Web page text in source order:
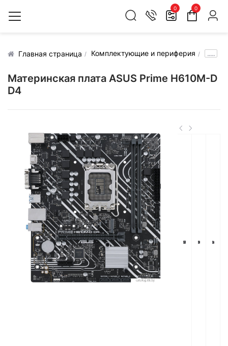
0 0
Главная страница Комплектующие и периферия .....
Материнская плата ASUS Prime H610M-D
D4